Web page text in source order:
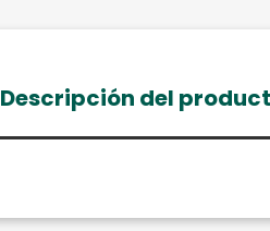
Descripción del